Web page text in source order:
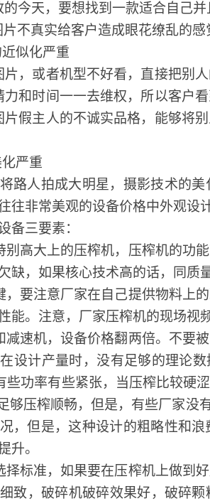
今天，要想找到一款适合自己
片不真实给客户造成眼花缭乱的感
似化严重
，或者机型不好看，直接把别
力和时间一一去维权，所以客户
假主人的不诚实品格，能够将
严重
路人拍成大明星，摄影技术的
往非常美观的设备价格中外观设
备三要素：
别高大上的压榨机，压榨机的功
缺，如果核心技术高的话，同质
，要注意厂家在自己提供物料上
能。注意，厂家压榨机的现场视
减速机，设备价格翻两倍。不要
设计产量时，没有足够的理论
些功率有些紧张，当压榨比较硬
够压榨顺畅，但是，有些厂家没
，但是，这种设计的粗略性和
升。
择标准，如果要在压榨机上做到
致，破碎机破碎效果好，破碎